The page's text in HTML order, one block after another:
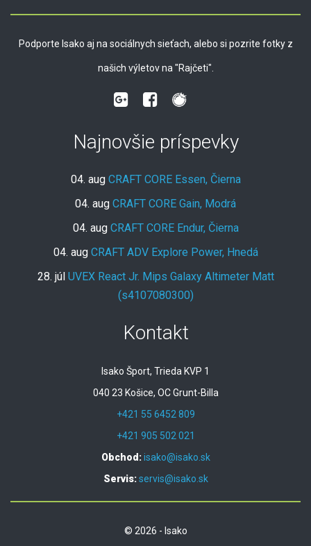
Podporte Isako aj na sociálnych sieťach, alebo si pozrite fotky z
našich výletov na "Rajčeti".
Najnovšie príspevky
04. aug CRAFT CORE Essen, Čierna
04. aug CRAFT CORE Gain, Modrá
04. aug CRAFT CORE Endur, Čierna
04. aug CRAFT ADV Explore Power, Hnedá
28. júl UVEX React Jr. Mips Galaxy Altimeter Matt
(s4107080300)
Kontakt
Isako Šport, Trieda KVP 1
040 23 Košice, OC Grunt-Billa
+421 55 6452 809
+421 905 502 021
Obchod:isako@isako.sk
Servis:servis@isako.sk
© 2026 - Isako